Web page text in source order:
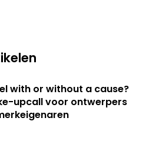
with or without a cause?
upcall voor ontwerpers